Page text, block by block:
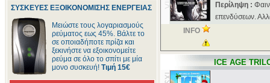
ΣΥΣΚΕΥΕΣ ΕΞΟΙΚΟΝΟΜΙΣΗΣ ΕΝΕΡΓΕΙΑΣ
Μειώστε τους λογαριασμούς
ρεύματος εως 45%. Βάλτε το
σε οποιαδήποτε πρίζα και
ξεκινήστε να εξοικονομείτε
ρεύμα σε όλο το σπίτι με μία
μονο συσκευή! Τιμή 15€
Περίληψη :
επενδύσεων.
INFO
ICE AGE